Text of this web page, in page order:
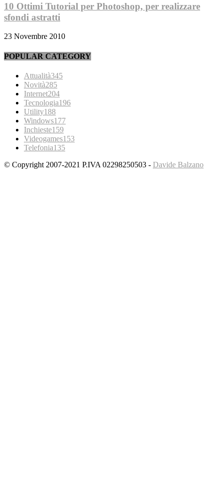
10 Ottimi Tutorial per Photoshop, per realizzare
sfondi astratti
23 Novembre 2010
POPULAR CATEGORY
Attualità345
Novità285
Internet204
Tecnologia196
Utility188
Windows177
Inchieste159
Videogames153
Telefonia135
© Copyright 2007-2021 P.IVA 02298250503 - Davide Balzano